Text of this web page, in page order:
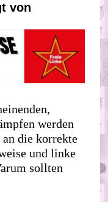
von
werden
an die korrekte
und linke
sollten